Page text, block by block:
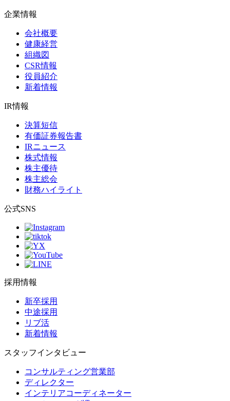
企業情報
会社概要
健康経営
組織図
CSR情報
役員紹介
新着情報
IR情報
決算短信
有価証券報告書
IRニュース
株式情報
株主優待
株主総会
財務ハイライト
公式SNS
採用情報
新卒採用
中途採用
リブ活
新着情報
スタッフインタビュー
コンサルティング営業部
ディレクター
インテリアコーディネーター